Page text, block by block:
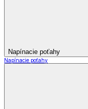
Napínacie poťahy
Napínacie poťahy